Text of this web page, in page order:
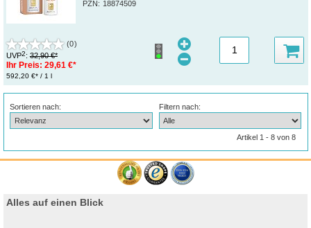
PZN: 18874509
(0)
UVP2: 32,90 €*
Ihr Preis: 29,61 €*
592,20 €* / 1 l
Sortieren nach: Filtern nach:
Artikel 1 - 8 von 8
Alles auf einen Blick